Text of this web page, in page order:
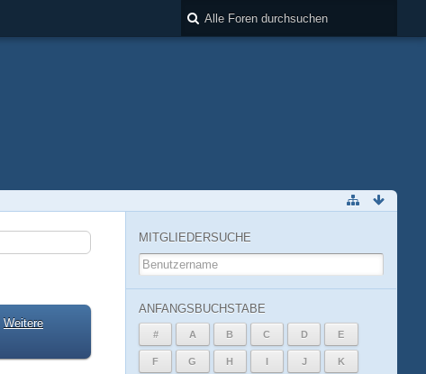
Weitere
MITGLIEDERSUCHE
ANFANGSBUCHSTABE
# A B C D E
F G H I J K